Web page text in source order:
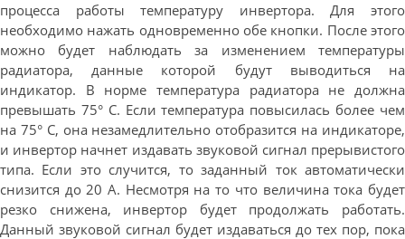
процесса работы температуру инвертора. Для этого
необходимо нажать одновременно обе кнопки. После этого
можно будет наблюдать за изменением температуры
радиатора, данные которой будут выводиться на
индикатор. В норме температура радиатора не должна
превышать 75° С. Если температура повысилась более чем
на 75° С, она незамедлительно отобразится на индикаторе,
и инвертор начнет издавать звуковой сигнал прерывистого
типа. Если это случится, то заданный ток автоматически
снизится до 20 А. Несмотря на то что величина тока будет
резко снижена, инвертор будет продолжать работать.
Данный звуковой сигнал будет издаваться до тех пор, пока